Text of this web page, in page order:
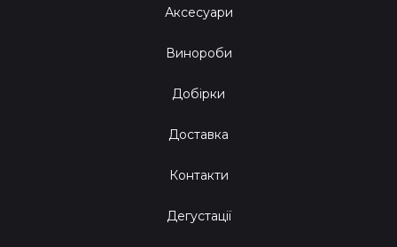
Аксесуари
Винороби
Добірки
Доставка
Контакти
Дегустації